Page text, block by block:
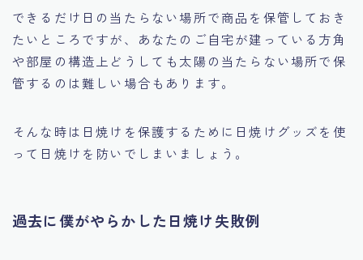
できるだけ日の当たらない場所で商品を保管しておき
たいところですが、あなたのご自宅が建っている方角
や部屋の構造上どうしても太陽の当たらない場所で保
管するのは難しい場合もあります。
そんな時は日焼けを保護するために 日焼けグッズを使
って日焼けを防いでしまいましょう。
過去に僕がやらかした日焼け失敗例